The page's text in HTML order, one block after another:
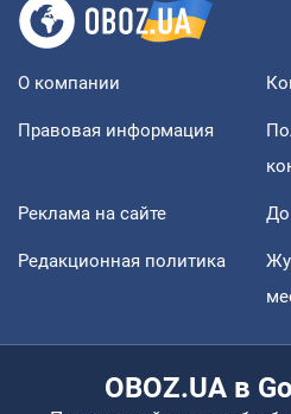
О компании
Правовая информация
Реклама на сайте
Редакционная политика
OBOZ.UA в